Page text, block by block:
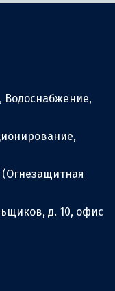
Водоснабжение,
д. 10, офис